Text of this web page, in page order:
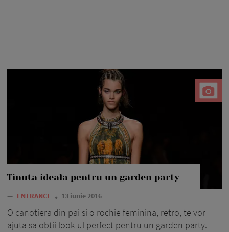
Tinuta ideala pentru un garden party
— ENTRANCE 13 iunie 2016
O canotiera din pai si o rochie feminina, retro, te vor
ajuta sa obtii look-ul perfect pentru un garden party.